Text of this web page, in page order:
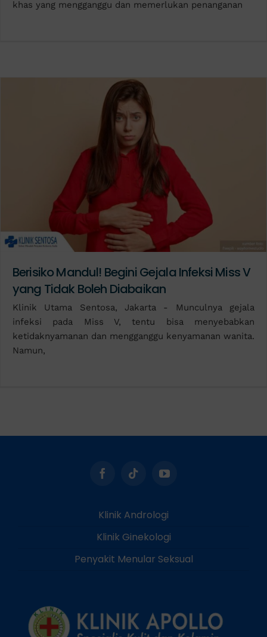
khas yang mengganggu dan memerlukan penanganan
Berisiko Mandul! Begini Gejala Infeksi Miss V
yang Tidak Boleh Diabaikan
Klinik Utama Sentosa, Jakarta - Munculnya gejala
infeksi pada Miss V, tentu bisa menyebabkan
ketidaknyamanan dan mengganggu kenyamanan wanita.
Namun,
Klinik Andrologi
Klinik Ginekologi
Penyakit Menular Seksual